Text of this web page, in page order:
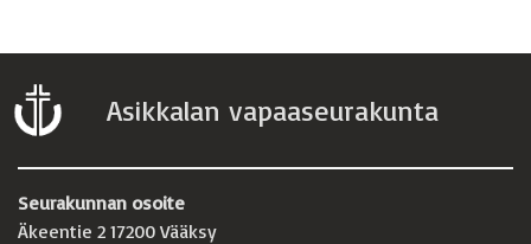
Asikkalan vapaaseurakunta
Seurakunnan osoite
Äkeentie 2 17200 Vääksy